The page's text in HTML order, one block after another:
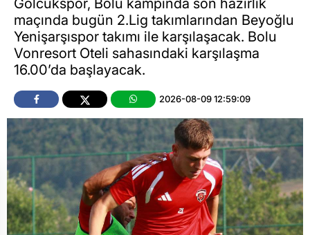
Gölcükspor, Bolu kampında son hazırlık
maçında bugün 2.Lig takımlarından Beyoğlu
Yenişarşıspor takımı ile karşılaşacak. Bolu
Vonresort Oteli sahasındaki karşılaşma
16.00’da başlayacak.
2026-08-09 12:59:09